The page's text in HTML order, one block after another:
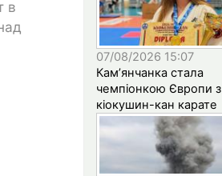
в
07/08/2026 15:07
Кам’янчанка стала
чемпіонкою Європи з
кіокушин-кан карате